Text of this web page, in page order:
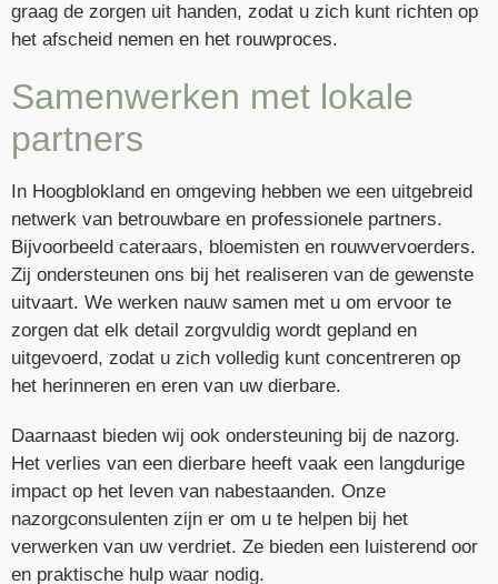
graag de zorgen uit handen, zodat u zich kunt richten op
het afscheid nemen en het rouwproces.
Samenwerken met lokale
partners
In Hoogblokland en omgeving hebben we een uitgebreid
netwerk van betrouwbare en professionele partners.
Bijvoorbeeld cateraars, bloemisten en rouwvervoerders.
Zij ondersteunen ons bij het realiseren van de gewenste
uitvaart. We werken nauw samen met u om ervoor te
zorgen dat elk detail zorgvuldig wordt gepland en
uitgevoerd, zodat u zich volledig kunt concentreren op
het herinneren en eren van uw dierbare.
Daarnaast bieden wij ook ondersteuning bij de nazorg.
Het verlies van een dierbare heeft vaak een langdurige
impact op het leven van nabestaanden. Onze
nazorgconsulenten zijn er om u te helpen bij het
verwerken van uw verdriet. Ze bieden een luisterend oor
en praktische hulp waar nodig.